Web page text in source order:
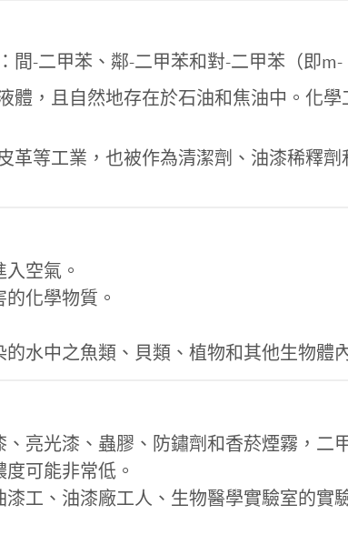
-二甲苯、鄰-二甲苯和對-二甲苯（即
體，且自然地存在於石油和焦油中。化
革等工業，也被作為清潔劑、油漆稀釋
空氣。
化學物質。
水中之魚類、貝類、植物和其他生物體
亮光漆、蟲膠、防鏽劑和香菸煙霧，二
可能非常低。
工、油漆廠工人、生物醫學實驗室的實